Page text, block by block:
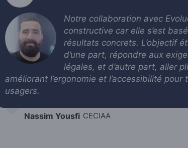
Notre collaboration avec
constructive car elle s’est
résultats concrets. L’objectif
d’une part, répondre aux
légales, et d’autre part, aller
améliorant l’ergonomie et l’accessibilité pour
usagers.
Nassim Yousfi CECIAA